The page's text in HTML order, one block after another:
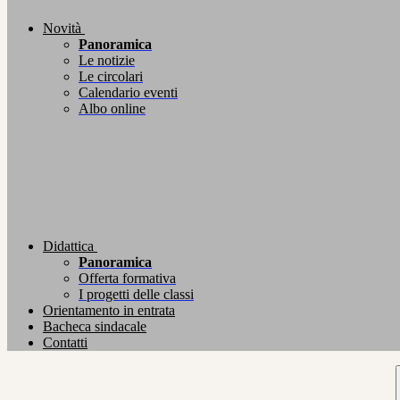
Novità
Panoramica
Le notizie
Le circolari
Calendario eventi
Albo online
Didattica
Panoramica
Offerta formativa
I progetti delle classi
Orientamento in entrata
Bacheca sindacale
Contatti